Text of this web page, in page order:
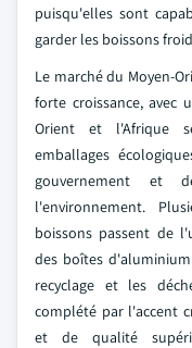
puisqu'elles sont
garder les boissons
Le marché du Moyen-
forte croissance, avec
Orient et l'Afrique
emballages
gouvernement et
l'environnement.
boissons passent de
des boîtes
recyclage et les
complété par l'accent
et de qualité